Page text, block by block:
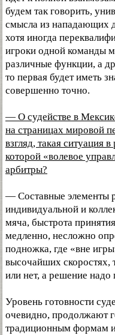
будем так говорить,
смысла из нападающих
хотя иногда
игроки одной команды
различные функции, а
то первая будет иметь
совершенно точно.
— О судействе в
на страницах мировой
взгляд, такая ситуация
которой «волевое
арбитры?
— Составные элементы
индивидуальной и
мяча, быстрота
медленно, несложно
подножка, где «вне
высочайших скоростях,
или нет, а решение
Уровень готовности
очевидно, продолжают
традиционным формам